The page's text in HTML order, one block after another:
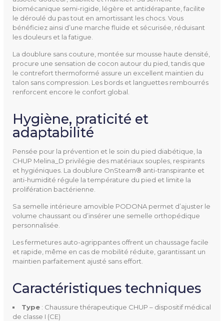
biomécanique semi-rigide, légère et antidérapante, facilite
le déroulé du pas tout en amortissant les chocs. Vous
bénéficiez ainsi d’une marche fluide et sécurisée, réduisant
les douleurs et la fatigue.
La doublure sans couture, montée sur mousse haute densité,
procure une sensation de cocon autour du pied, tandis que
le contrefort thermoformé assure un excellent maintien du
talon sans compression. Les bords et languettes rembourrés
renforcent encore le confort global.
Hygiène, praticité et
adaptabilité
Pensée pour la prévention et le soin du pied diabétique, la
CHUP Melina_D privilégie des matériaux souples, respirants
et hygiéniques. La doublure OnSteam® anti-transpirante et
anti-humidité régule la température du pied et limite la
prolifération bactérienne.
Sa semelle intérieure amovible PODONA permet d’ajuster le
volume chaussant ou d’insérer une semelle orthopédique
personnalisée.
Les fermetures auto-agrippantes offrent un chaussage facile
et rapide, même en cas de mobilité réduite, garantissant un
maintien parfaitement ajusté sans effort.
Caractéristiques techniques
Type: Chaussure thérapeutique CHUP – dispositif médical
de classe I (CE)
Taille 36 à 42
Matière Extérieure
Extensible
Largeur
10
11
Hauteur De Talon
Doublure Textile
Semelle Intérieure Amovibl
E
Oui, PODONA
Entretien
Lavable à la main avec une
Couleur(s) Disponible(s) Poudre
Dispositif médical de classe I
Code CHUP